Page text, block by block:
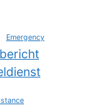
Emergency